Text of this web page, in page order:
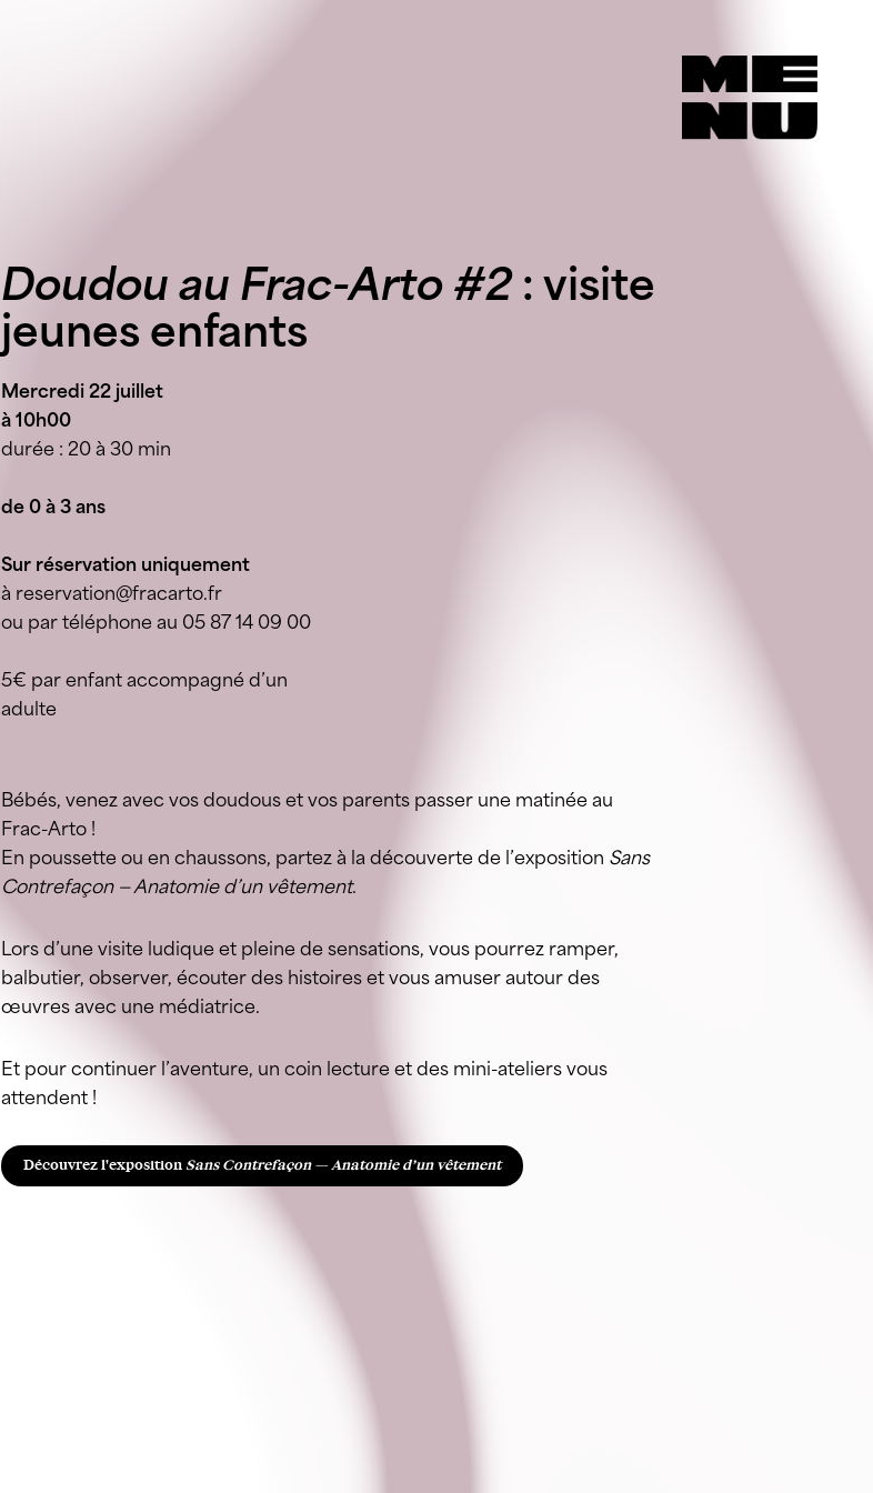
Doudou au Frac-Arto #2: visite
jeunes enfants
Mercredi 22 juillet
à 10h00
durée : 20 à 30 min
de 0 à 3 ans
Sur réservation uniquement
à reservation@fracarto.fr
ou par téléphone au 05 87 14 09 00
5€ par enfant accompagné d’un
adulte
Bébés, venez avec vos doudous et vos parents passer une matinée au
Frac-Arto !
En poussette ou en chaussons, partez à la découverte de l’exposition Sans
Contrefaçon — Anatomie d’un vêtement.
Lors d’une visite ludique et pleine de sensations, vous pourrez ramper,
balbutier, observer, écouter des histoires et vous amuser autour des
œuvres avec une médiatrice.
Et pour continuer l’aventure, un coin lecture et des mini-ateliers vous
attendent !
Découvrez l'exposition Sans Contrefaçon — Anatomie d’un vêtement